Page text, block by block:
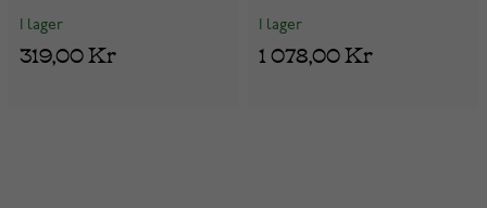
I lager
319,00 Kr
I lager
1 078,00 Kr